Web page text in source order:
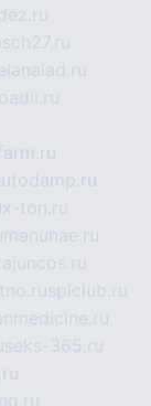
roadli.ru
x-ton.ru
manunae.ru
splclub.ru
seks-365.ru